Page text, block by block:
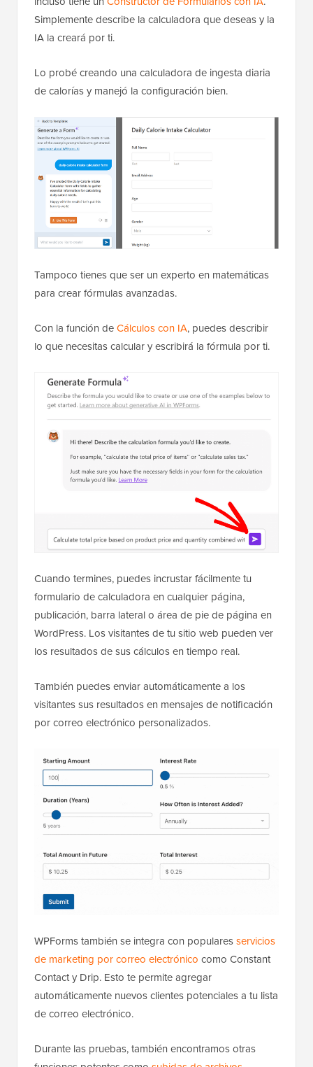
Simplemente describe la calculadora que deseas y la
IA la creará por ti.
Lo probé creando una calculadora de ingesta diaria
de calorías y manejó la configuración bien.
Tampoco tienes que ser un experto en matemáticas
para crear fórmulas avanzadas.
Con la función deCálculos con IA, puedes describir
lo que necesitas calcular y escribirá la fórmula por ti.
Cuando termines, puedes incrustar fácilmente tu
formulario de calculadora en cualquier página,
publicación, barra lateral o área de pie de página en
WordPress. Los visitantes de tu sitio web pueden ver
los resultados de sus cálculos en tiempo real.
También puedes enviar automáticamente a los
visitantes sus resultados en mensajes de notificación
por correo electrónico personalizados.
WPForms también se integra con popularesservicios
de marketing por correo electrónico como Constant
Contact y Drip. Esto te permite agregar
automáticamente nuevos clientes potenciales a tu lista
de correo electrónico.
Durante las pruebas, también encontramos otras